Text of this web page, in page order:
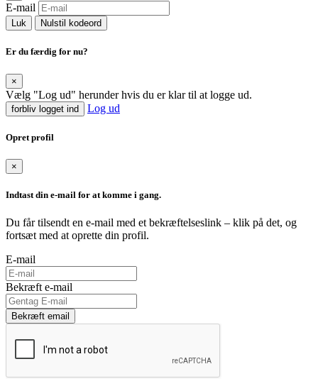
E-mail
Luk Nulstil kodeord
Er du færdig for nu?
×
Vælg "Log ud" herunder hvis du er klar til at logge ud.
forbliv logget ind Log ud
Opret profil
×
Indtast din e-mail for at komme i gang.
Du får tilsendt en e-mail med et bekræftelseslink – klik på det, og
fortsæt med at oprette din profil.
E-mail
Bekræft e-mail
Bekræft email